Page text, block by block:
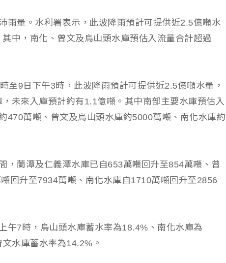
本沖繩、鹿兒島 至少6人受傷
雨量。水利署表示，此波降雨預計可提供近2.5億噸水
中，南化、曾文及烏山頭水庫預估入流量合計超過
至9日下午3時，此波降雨預計可提供近2.5億噸水量，
未來入庫預計約有1.1億噸。其中南部主要水庫預估入
470萬噸、曾文及烏山頭水庫約5000萬噸、南化水庫約
，蘭潭及仁義潭水庫已自653萬噸回升至854萬噸、曾
回升至7934萬噸、南化水庫自1710萬噸回升至2856
午7時，烏山頭水庫蓄水率為18.4%、南化水庫為
水庫蓄水率為14.2%。